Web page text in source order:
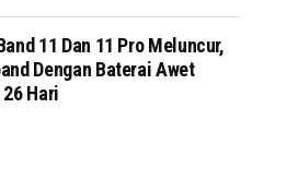
11 Dan 11 Pro Meluncur,
Dengan Baterai Awet
Hari